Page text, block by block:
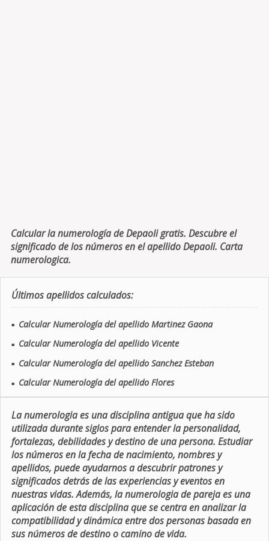
Calcular la numerología de Depaoli gratis. Descubre el
significado de los números en el apellido Depaoli. Carta
numerologica.
Últimos apellidos calculados:
■ Calcular Numerología del apellido Martinez Gaona
■ Calcular Numerología del apellido Vicente
■ Calcular Numerología del apellido Sanchez Esteban
■ Calcular Numerología del apellido Flores
La numerologia es una disciplina antigua que ha sido
utilizada durante siglos para entender la personalidad,
fortalezas, debilidades y destino de una persona. Estudiar
los números en la fecha de nacimiento, nombres y
apellidos, puede ayudarnos a descubrir patrones y
significados detrás de las experiencias y eventos en
nuestras vidas. Además, la numerologia de pareja es una
aplicación de esta disciplina que se centra en analizar la
compatibilidad y dinámica entre dos personas basada en
sus números de destino o camino de vida.